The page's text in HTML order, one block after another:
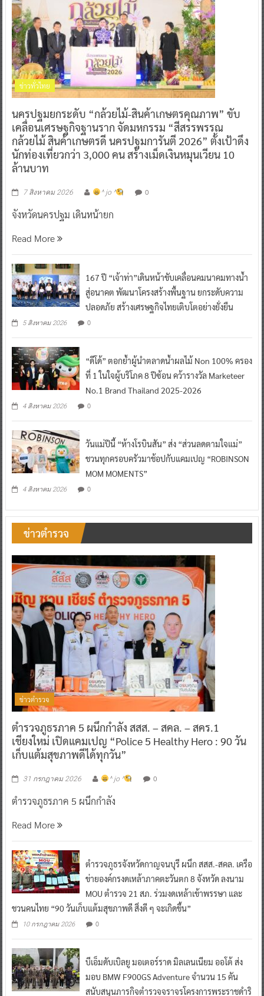
ข่าวทั่วไทย
นครปฐมยกระดับ “กล้วยไม้-สินค้าเกษตรคุณภาพ” ขับ
เคลื่อนเศรษฐกิจฐานราก จัดมหกรรม “สีสรรพรรณ
กล้วยไม้ สินค้าเกษตรดี นครปฐมการันตี 2026” ตั้งเป้าดึง
นักท่องเที่ยวกว่า 3,000 คน สร้างเม็ดเงินหมุนเวียน 10
ล้านบาท
7 สิงหาคม 2026 ^ jo ^ 0
จังหวัดนครปฐม เดินหน้ายก
Read More
167 ปี “เจ้าท่า”เดินหน้าขับเคลื่อนคมนาคมทางน้ำ
สู่อนาคต พัฒนาโครงสร้างพื้นฐาน ยกระดับความ
ปลอดภัย สร้างเศรษฐกิจไทยเติบโตอย่างยั่งยืน
5 สิงหาคม 2026 0
“ดีโด้” ตอกย้ำผู้นำตลาดน้ำผลไม้ Non 100% ครอง
ที่ 1 ในใจผู้บริโภค 8 ปีซ้อน คว้ารางวัล Marketeer
No.1 Brand Thailand 2025-2026
4 สิงหาคม 2026 0
วันแม่ปีนี้ “ห้างโรบินสัน” ส่ง “ส่วนลดตามใจแม่”
ชวนทุกครอบครัวมาช้อปกับแคมเปญ “ROBINSON
MOM MOMENTS”
4 สิงหาคม 2026 0
ข่าวตำรวจ
ข่าวตำรวจ
ตำรวจภูธรภาค 5 ผนึกกำลัง สสส. – สคล. – สคร.1
เชียงใหม่ เปิดแคมเปญ “Police 5 Healthy Hero : 90 วัน
เก็บแต้มสุขภาพดีได้ทุกวัน”
31 กรกฎาคม 2026 ^ jo ^ 0
ตำรวจภูธรภาค 5 ผนึกกำลัง
Read More
ตำรวจภูธรจังหวัดกาญจนบุรี ผนึก สสส.-สคล. เครือ
ข่ายองค์กรงดเหล้าภาคตะวันตก 8 จังหวัด ลงนาม
MOU ตำรวจ 21 สภ. ร่วมงดเหล้าเข้าพรรษา และ
ชวนคนไทย “90 วันเก็บแต้มสุขภาพดี สิ่งดี ๆ จะเกิดขึ้น”
10 กรกฎาคม 2026 0
บีเอ็มดับเบิลยู มอเตอร์ราด มิลเลนเนียม ออโต้ ส่ง
มอบ BMW F900GS Adventure จำนวน 15 คัน
สนับสนุนภารกิจตำรวจจราจรโครงการพระราชดำริ